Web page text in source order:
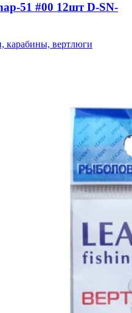
51 #00 12шт D-SN-
карабины, вертлюги